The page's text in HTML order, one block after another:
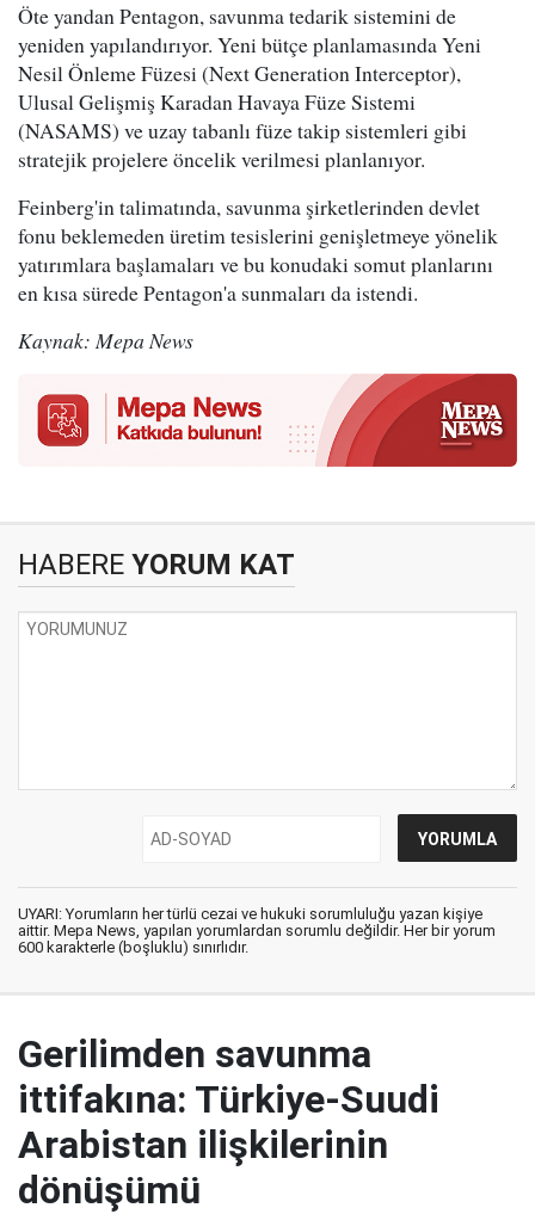
Öte yandan Pentagon, savunma tedarik sistemini de
yeniden yapılandırıyor. Yeni bütçe planlamasında Yeni
Nesil Önleme Füzesi (Next Generation Interceptor),
Ulusal Gelişmiş Karadan Havaya Füze Sistemi
(NASAMS) ve uzay tabanlı füze takip sistemleri gibi
stratejik projelere öncelik verilmesi planlanıyor.
Feinberg'in talimatında, savunma şirketlerinden devlet
fonu beklemeden üretim tesislerini genişletmeye yönelik
yatırımlara başlamaları ve bu konudaki somut planlarını
en kısa sürede Pentagon'a sunmaları da istendi.
Kaynak: Mepa News
HABERE YORUM KAT
UYARI: Yorumların her türlü cezai ve hukuki sorumluluğu yazan kişiye
aittir. Mepa News, yapılan yorumlardan sorumlu değildir. Her bir yorum
600 karakterle (boşluklu) sınırlıdır.
Gerilimden savunma
ittifakına: Türkiye-Suudi
Arabistan ilişkilerinin
dönüşümü